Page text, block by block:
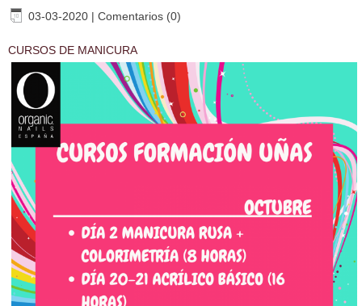
03-03-2020 | Comentarios (0)
CURSOS DE MANICURA